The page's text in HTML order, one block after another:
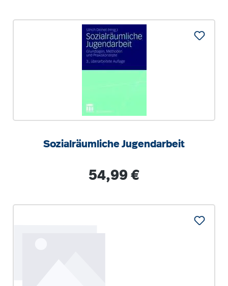
Sozialräumliche Jugendarbeit
Regulärer Preis:
54,99 €